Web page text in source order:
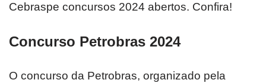
Cebraspe concursos 2024 abertos. Confira!
Concurso Petrobras 2024
O concurso da Petrobras, organizado pela